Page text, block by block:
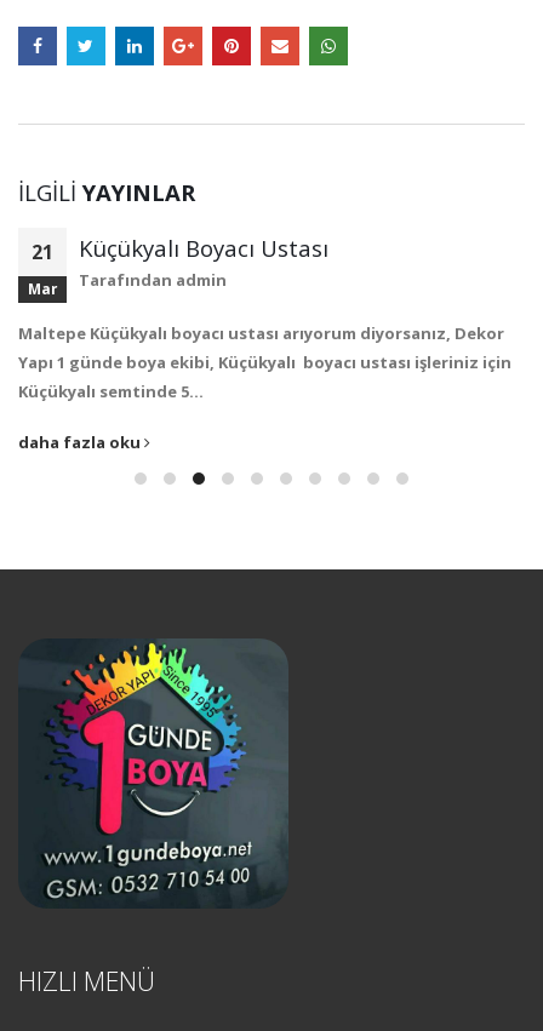
İLGILIYAYINLAR
21
Mar
Küçükyalı Boyacı Ustası
Tarafından admin
Maltepe Küçükyalı boyacı ustası arıyorum diyorsanız, Dekor
Yapı 1 günde boya ekibi, Küçükyalı boyacı ustası işleriniz için
Küçükyalı semtinde 5…
daha fazla oku
HIZLI MENÜ